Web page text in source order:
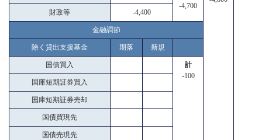
-4,700
財政等 -4,400
金融調節
除く貸出支援基金 期落 新規
国債買入
計
-100
国庫短期証券買入
国庫短期証券売却
国債買現先
国債売現先